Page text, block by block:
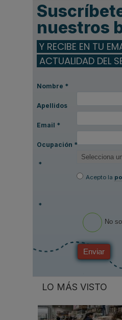
nuestros
Y RECIBE EN TU
ACTUALIDAD DEL
Nombre *
Apellidos
Email *
Ocupación *
*
Acepto la
*
No
Enviar
LO MÁS VISTO